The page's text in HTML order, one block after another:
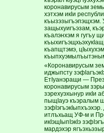
коронавирусым
хэтхэм икIи
защыхуигъэзам,
къалэнхэм я гугъу
къапщтэмэ,
«Коронавирусым
иджыпсту
ЕтIуанэращи —
коронавирусым
зэрехуэхынур икIи
пыщIауэ къэралым
итлъхьащ УФ-м и
икIэщIыпIэкIэ
мардэхэр